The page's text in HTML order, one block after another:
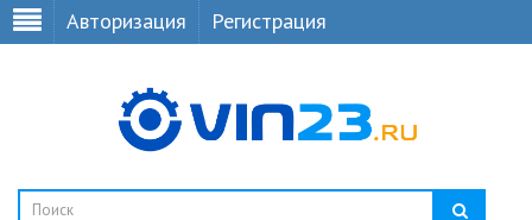
Авторизация Регистрация